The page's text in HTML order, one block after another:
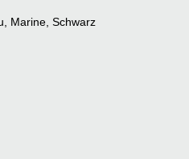
Marine, Schwarz